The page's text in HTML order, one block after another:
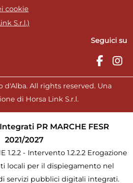
cookie
S.r.l.)
Seguici su
d'Alba. All rights reserved. Una
di Horsa Link S.r.l.
PR MARCHE FESR
2021/2027
1.2.2 - Intervento 1.2.2.2 Erogazione
locali per il dispiegamento nel
servizi pubblici digitali integrati.